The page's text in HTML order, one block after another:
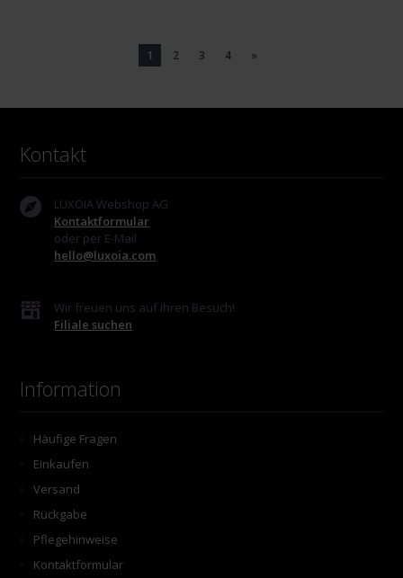
1 2 3 4 »
Kontakt
LUXOIA Webshop AG
Kontaktformular
oder per E-Mail
hello@luxoia.com
Wir freuen uns auf Ihren Besuch!
Filiale suchen
Information
Häufige Fragen
Einkaufen
Versand
Rückgabe
Pflegehinweise
Kontaktformular